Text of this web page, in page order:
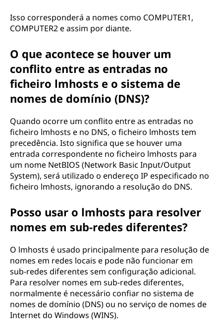
Isso corresponderá a nomes como COMPUTER1,
COMPUTER2 e assim por diante.
O que acontece se houver um
conflito entre as entradas no
ficheiro lmhosts e o sistema de
nomes de domínio (DNS)?
Quando ocorre um conflito entre as entradas no
ficheiro lmhosts e no DNS, o ficheiro lmhosts tem
precedência. Isto significa que se houver uma
entrada correspondente no ficheiro lmhosts para
um nome NetBIOS (Network Basic Input/Output
System), será utilizado o endereço IP especificado no
ficheiro lmhosts, ignorando a resolução do DNS.
Posso usar o lmhosts para resolver
nomes em sub-redes diferentes?
O lmhosts é usado principalmente para resolução de
nomes em redes locais e pode não funcionar em
sub-redes diferentes sem configuração adicional.
Para resolver nomes em sub-redes diferentes,
normalmente é necessário confiar no sistema de
nomes de domínio (DNS) ou no serviço de nomes de
Internet do Windows (WINS).